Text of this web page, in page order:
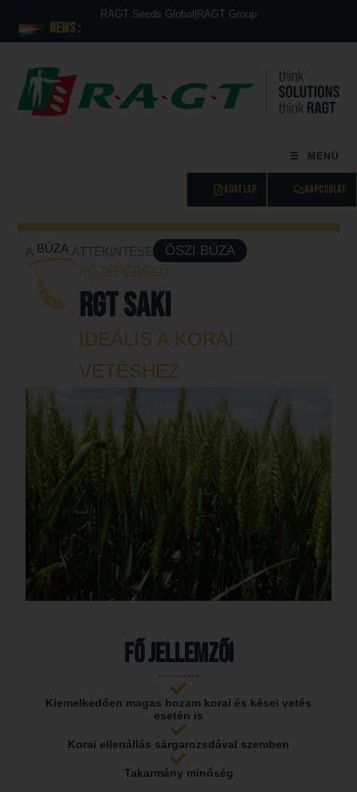
News :
RAGT Seeds Global RAGT Group
MENÜ
ADATLAP KAPCSOLAT
A BÚZA ÁTTEKINTÉSE
ŐSZI BÚZA
KÖZÉPÉRÉSŰ
RGT SAKI
IDEÁLIS A KORAI
VETÉSHEZ
Fő jellemzői
Kiemelkedően magas hozam korai és kései vetés
esetén is
Korai ellenállás sárgarozsdával szemben
Takarmány minőség